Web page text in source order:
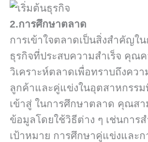
2.การศึกษาตลาด
การเข้าใจตลาดเป็นสิ่งสำคัญใน
ธุรกิจที่ประสบความสำเร็จ คุณ
วิเคราะห์ตลาดเพื่อทราบถึงคว
ลูกค้าและคู่แข่งในอุตสาหกรร
เข้าสู่ ในการศึกษาตลาด คุณสา
ข้อมูลโดยใช้วิธีต่าง ๆ เช่นการ
เป้าหมาย การศึกษาคู่แข่งและก